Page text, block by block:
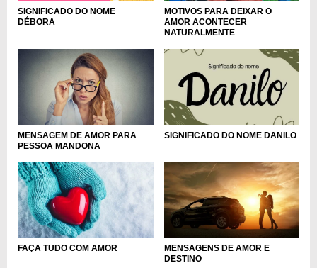
SIGNIFICADO DO NOME
DÉBORA
MOTIVOS PARA DEIXAR O
AMOR ACONTECER
NATURALMENTE
MENSAGEM DE AMOR PARA
PESSOA MANDONA
SIGNIFICADO DO NOME DANILO
FAÇA TUDO COM AMOR
MENSAGENS DE AMOR E
DESTINO